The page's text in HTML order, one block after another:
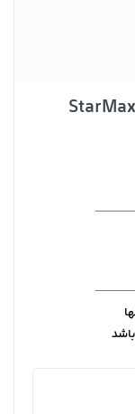
کنترل گیرنده استار مکس مدل StarMax